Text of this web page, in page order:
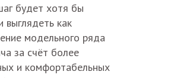
будет хотя бы
выглядеть как
модельного ряда
за счёт более
и комфортабельных